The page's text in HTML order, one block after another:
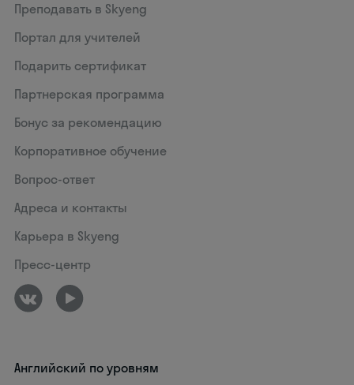
Преподавать в Skyeng
Портал для учителей
Подарить сертификат
Партнерская программа
Бонус за рекомендацию
Корпоративное обучение
Вопрос-ответ
Адреса и контакты
Карьера в Skyeng
Пресс-центр
Английский по уровням